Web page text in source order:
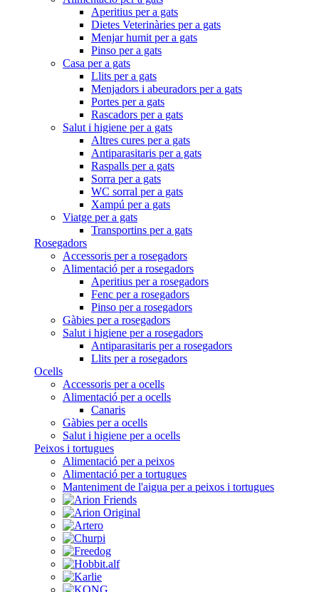
Aperitius per a gats
Dietes Veterinàries per a gats
Menjar humit per a gats
Pinso per a gats
Casa per a gats
Llits per a gats
Menjadors i abeuradors per a gats
Portes per a gats
Rascadors per a gats
Salut i higiene per a gats
Altres cures per a gats
Antiparasitaris per a gats
Raspalls per a gats
Sorra per a gats
WC sorral per a gats
Xampú per a gats
Viatge per a gats
Transportins per a gats
Rosegadors
Accessoris per a rosegadors
Alimentació per a rosegadors
Aperitius per a rosegadors
Fenc per a rosegadors
Pinso per a rosegadors
Gàbies per a rosegadors
Salut i higiene per a rosegadors
Antiparasitaris per a rosegadors
Llits per a rosegadors
Ocells
Accessoris per a ocells
Alimentació per a ocells
Canaris
Gàbies per a ocells
Salut i higiene per a ocells
Peixos i tortugues
Alimentació per a peixos
Alimentació per a tortugues
Manteniment de l'aigua per a peixos i tortugues